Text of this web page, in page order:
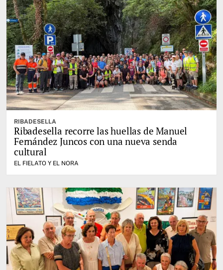
RIBADESELLA
Ribadesella recorre las huellas de Manuel
Fernández Juncos con una nueva senda
cultural
EL FIELATO Y EL NORA